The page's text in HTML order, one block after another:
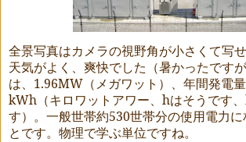
全景写真はカメラの視野角が小さくて写せ
天気がよく、爽快でした（暑かったです
は、 1.96MW （メガワット）、年間発電
kWh （キロワットアワー、 hはそうです、
す）。一般世帯約530世帯分の使用電力
とです。物理で学ぶ単位ですね。